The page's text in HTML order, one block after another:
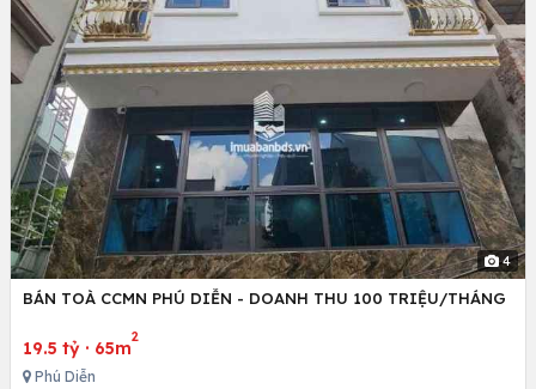
4
BÁN TOÀ CCMN PHÚ DIỄN - DOANH THU 100 TRIỆU/THÁNG
19.5 tỷ · 65m
2
Phú Diễn